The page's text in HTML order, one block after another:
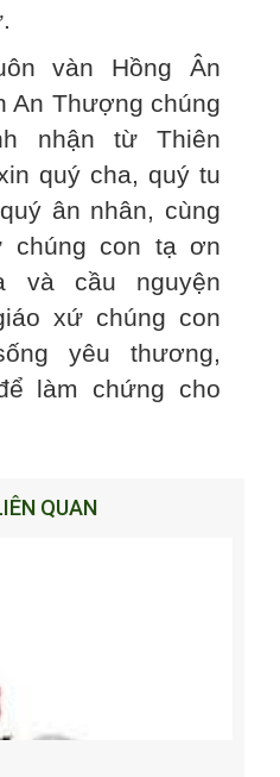
vàn Hồng Ân
An Thượng chúng
nhận từ Thiên
quý cha, quý tu
ân nhân, cùng
chúng con tạ ơn
và cầu nguyện
xứ chúng con
yêu thương,
làm chứng cho
QUAN